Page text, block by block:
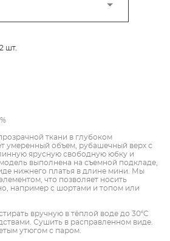
2 шт.
ткани в глубоком
умеренный объем, рубашечный верх с
ярусную свободную юбку и
выполнена на съемной подкладе,
нижнего платья в длине мини. Мы
что позволяет носить
например с шортами и топом или
вручную в тёплой воде до 30ºC
Сушить в расправленном виде.
утюгом с паром.